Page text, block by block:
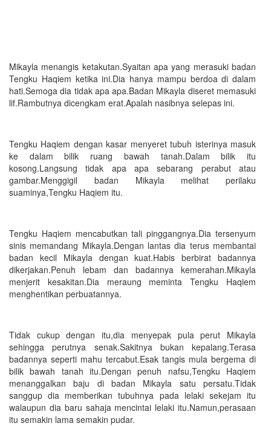
Mikayla menangis ketakutan.Syaitan apa yang merasuki badan
Tengku Haqiem ketika ini.Dia hanya mampu berdoa di dalam
hati.Semoga dia tidak apa apa.Badan Mikayla diseret memasuki
lif.Rambutnya dicengkam erat.Apalah nasibnya selepas ini.
Tengku Haqiem dengan kasar menyeret tubuh isterinya masuk
ke dalam bilik ruang bawah tanah.Dalam bilik itu
kosong.Langsung tidak apa apa sebarang perabut atau
gambar.Menggigil badan Mikayla melihat perilaku
suaminya,Tengku Haqiem itu.
Tengku Haqiem mencabutkan tali pinggangnya.Dia tersenyum
sinis memandang Mikayla.Dengan lantas dia terus membantai
badan kecil Mikayla dengan kuat.Habis berbirat badannya
dikerjakan.Penuh lebam dan badannya kemerahan.Mikayla
menjerit kesakitan.Dia meraung meminta Tengku Haqiem
menghentikan perbuatannya.
Tidak cukup dengan itu,dia menyepak pula perut Mikayla
sehingga perutnya senak.Sakitnya bukan kepalang.Terasa
badannya seperti mahu tercabut.Esak tangis mula bergema di
bilik bawah tanah itu.Dengan penuh nafsu,Tengku Haqiem
menanggalkan baju di badan Mikayla satu persatu.Tidak
sanggup dia memberikan tubuhnya pada lelaki sekejam itu
walaupun dia baru sahaja mencintai lelaki itu.Namun,perasaan
itu semakin lama semakin pudar.